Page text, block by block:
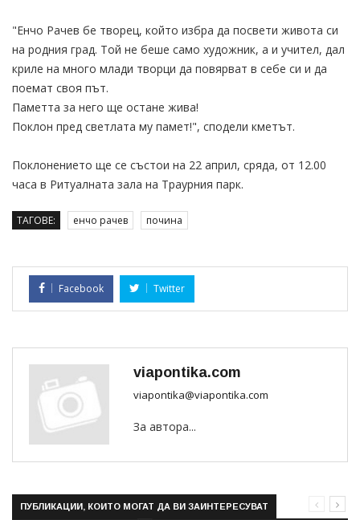
"Енчо Рачев бе творец, който избра да посвети живота си
на родния град. Той не беше само художник, а и учител, дал
криле на много млади творци да повярват в себе си и да
поемат своя път.
Паметта за него ще остане жива!
Поклон пред светлата му памет!", сподели кметът.
Поклонението ще се състои на 22 април, сряда, от 12.00
часа в Ритуалната зала на Траурния парк.
ТАГОВЕ: енчо рачев почина
Facebook Twitter
viapontika.com
viapontika@viapontika.com
За автора...
ПУБЛИКАЦИИ, КОИТО МОГАТ ДА ВИ ЗАИНТЕРЕСУВАТ